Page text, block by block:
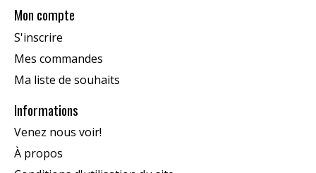
Mon compte
S'inscrire
Mes commandes
Ma liste de souhaits
Informations
Venez nous voir!
À propos